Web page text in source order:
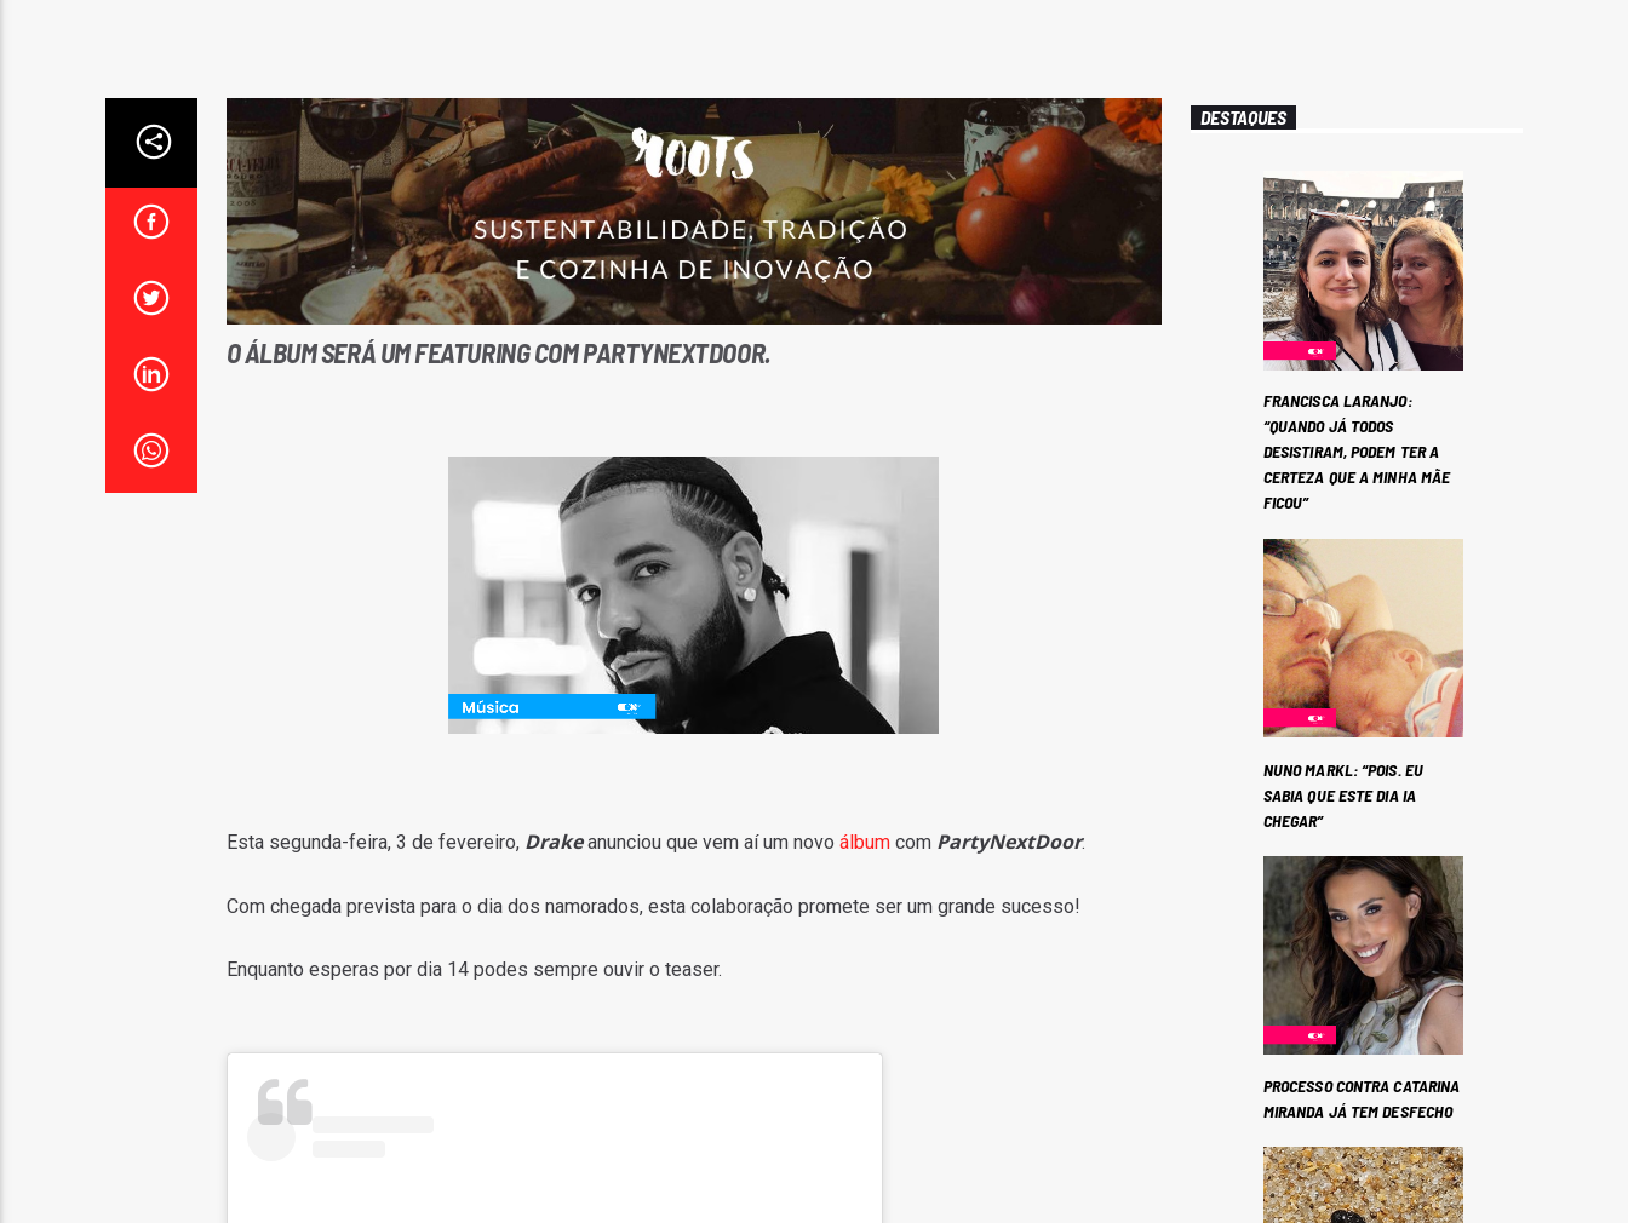
O ÁLBUM SERÁ UMFEATURINGCOMPARTYNEXTDOOR.
Esta segunda-feira, 3 de fevereiro, Drake anunciou que vem aí um novo álbumcom PartyNextDoor.
Com chegada prevista para o dia dos namorados, esta colaboração promete ser um grande sucesso!
Enquanto esperas por dia 14 podes sempre ouvir o teaser.
DESTAQUES
FRANCISCA LARANJO:
“QUANDO JÁ TODOS
DESISTIRAM, PODEM TER A
CERTEZA QUE A MINHA MÃE
FICOU”
NUNO MARKL: “POIS. EU
SABIA QUE ESTE DIA IA
CHEGAR”
PROCESSO CONTRA CATARINA
MIRANDA JÁ TEM DESFECHO